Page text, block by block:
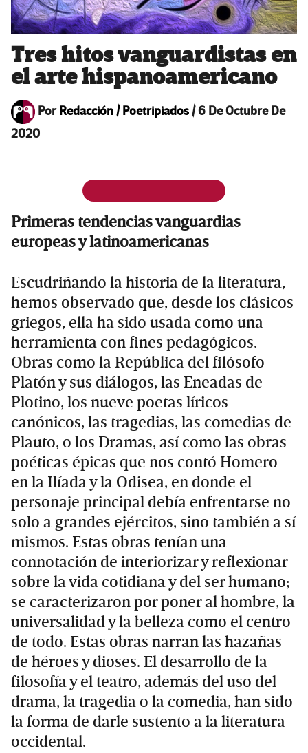
Tres hitos vanguardistas en
el arte hispanoamericano
Por Redacción / Poetripiados/6 De Octubre De
2020
Primeras tendencias vanguardias
europeas y latinoamericanas
Escudriñando la historia de la literatura,
hemos observado que, desde los clásicos
griegos, ella ha sido usada como una
herramienta con fines pedagógicos.
Obras como la República del filósofo
Platón y sus diálogos, las Eneadas de
Plotino, los nueve poetas líricos
canónicos, las tragedias, las comedias de
Plauto, o los Dramas, así como las obras
poéticas épicas que nos contó Homero
en la Ilíada y la Odisea, en donde el
personaje principal debía enfrentarse no
solo a grandes ejércitos, sino también a sí
mismos. Estas obras tenían una
connotación de interiorizar y reflexionar
sobre la vida cotidiana y del ser humano;
se caracterizaron por poner al hombre, la
universalidad y la belleza como el centro
de todo. Estas obras narran las hazañas
de héroes y dioses. El desarrollo de la
filosofía y el teatro, además del uso del
drama, la tragedia o la comedia, han sido
la forma de darle sustento a la literatura
occidental.